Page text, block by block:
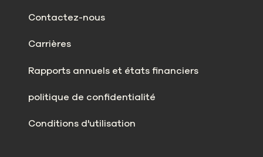
Contactez-nous
Carrières
Rapports annuels et états financiers
politique de confidentialité
Conditions d'utilisation